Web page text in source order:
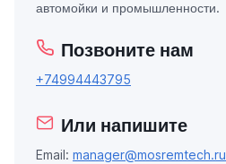
автомойки и промышленности.
Позвоните нам
+74994443795
Или напишите
Email: manager@mosremtech.ru